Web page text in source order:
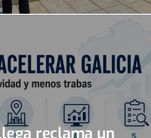
reclama un